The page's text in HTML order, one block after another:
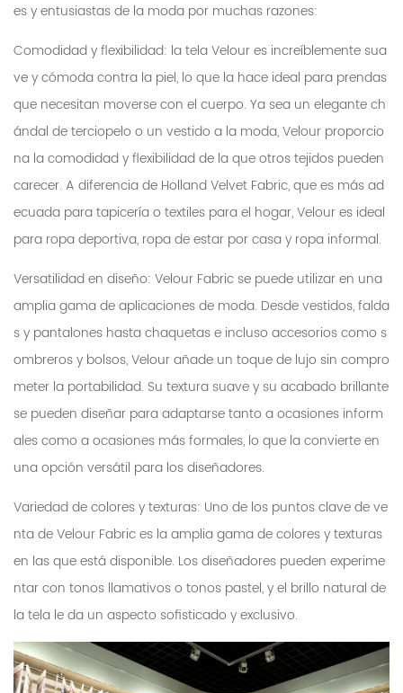
es y entusiastas de la moda por muchas razones:
Comodidad y flexibilidad: la tela Velour es increíblemente sua
ve y cómoda contra la piel, lo que la hace ideal para prendas
que necesitan moverse con el cuerpo. Ya sea un elegante ch
ándal de terciopelo o un vestido a la moda, Velour proporcio
na la comodidad y flexibilidad de la que otros tejidos pueden
carecer. A diferencia de Holland Velvet Fabric, que es más ad
ecuada para tapicería o textiles para el hogar, Velour es ideal
para ropa deportiva, ropa de estar por casa y ropa informal.
Versatilidad en diseño: Velour Fabric se puede utilizar en una
amplia gama de aplicaciones de moda. Desde vestidos, falda
s y pantalones hasta chaquetas e incluso accesorios como s
ombreros y bolsos, Velour añade un toque de lujo sin compro
meter la portabilidad. Su textura suave y su acabado brillante
se pueden diseñar para adaptarse tanto a ocasiones inform
ales como a ocasiones más formales, lo que la convierte en
una opción versátil para los diseñadores.
Variedad de colores y texturas: Uno de los puntos clave de ve
nta de Velour Fabric es la amplia gama de colores y texturas
en las que está disponible. Los diseñadores pueden experime
ntar con tonos llamativos o tonos pastel, y el brillo natural de
la tela le da un aspecto sofisticado y exclusivo.